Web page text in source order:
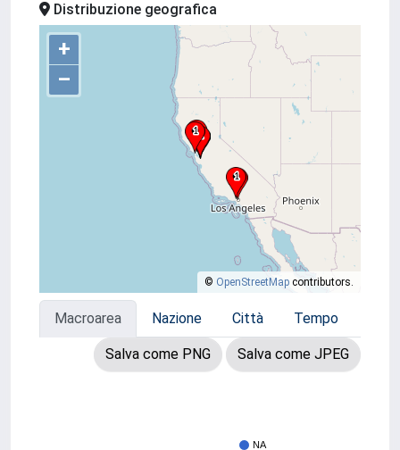
Distribuzione geografica
+
–
© OpenStreetMap contributors.
Macroarea Nazione Città Tempo
Salva come PNG Salva come JPEG
NA